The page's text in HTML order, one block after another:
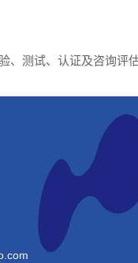
、测试、认证及咨询评估